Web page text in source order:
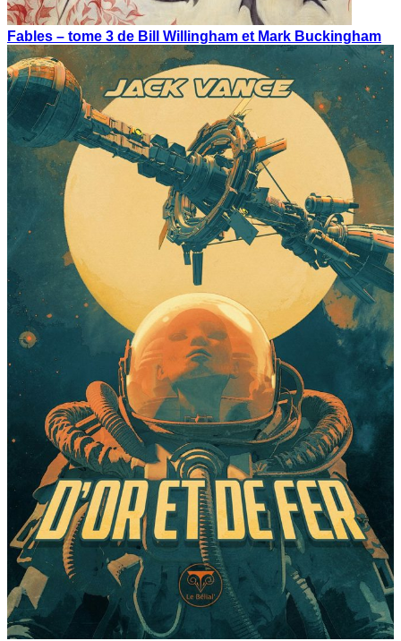
Fables – tome 3 de Bill Willingham et Mark Buckingham